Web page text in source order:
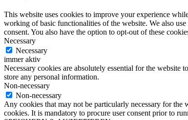
This website uses cookies to improve your experience
working of basic functionalities of the website. We also
consent. You also have the option to opt-out of these
Necessary
Necessary
immer aktiv
Necessary cookies are absolutely essential for the
store any personal information.
Non-necessary
Non-necessary
Any cookies that may not be particularly necessary for the
cookies. It is mandatory to procure user consent prior to